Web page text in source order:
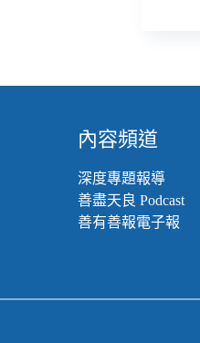
內容頻道
深度專題報導
善盡天良 Podcast
善有善報電子報